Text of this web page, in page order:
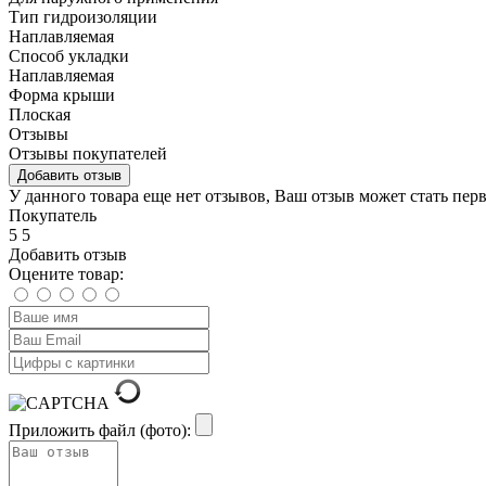
Тип гидроизоляции
Наплавляемая
Способ укладки
Наплавляемая
Форма крыши
Плоская
Отзывы
Отзывы покупателей
Добавить отзыв
У данного товара еще нет отзывов, Ваш отзыв может стать
Покупатель
5 5
Добавить отзыв
Оцените товар:
Приложить файл (фото):